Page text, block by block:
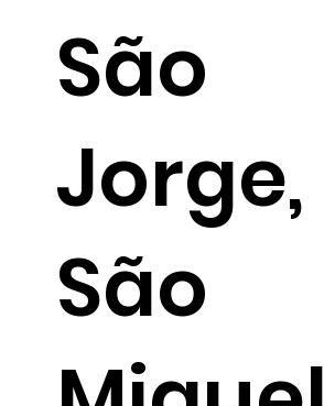
São
Jorge,
São